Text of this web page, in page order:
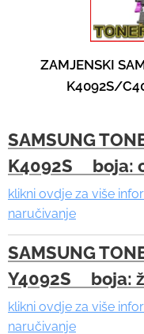
ZAMJENSKI
K4092S/
SAMSUNG
K4092S boja:
klikni ovdje za više
naručivanje
SAMSUNG
Y4092S boja:
klikni ovdje za više
naručivanje